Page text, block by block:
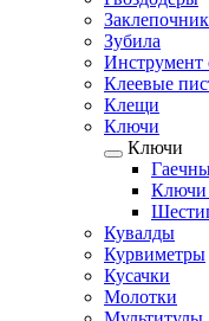
Зубила
Инструмент
Клеевые
Клещи
Ключи
Ключи
Ключи
Кувалды
Курвиметры
Кусачки
Молотки